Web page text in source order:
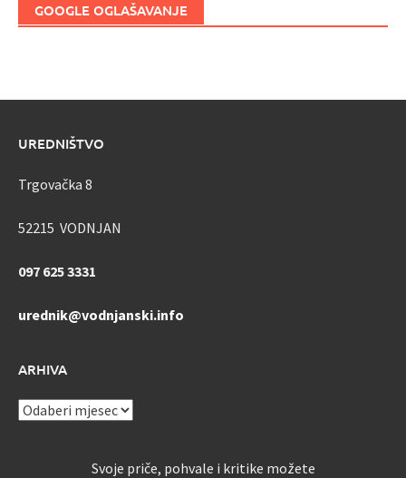
GOOGLE OGLAŠAVANJE
UREDNIŠTVO
Trgovačka 8
52215 VODNJAN
097 625 3331
urednik@vodnjanski.info
ARHIVA
ARHIVA
Svoje priče, pohvale i kritike možete